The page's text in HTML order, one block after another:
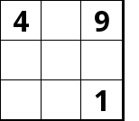
4
9
1